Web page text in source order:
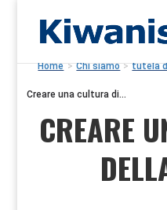
Home > Chi siamo > tutela
Creare una cultura di...
CREARE